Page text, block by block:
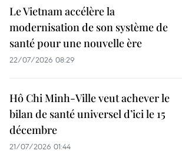
Le Vietnam accélère la
modernisation de son système de
santé pour une nouvelle ère
22/07/2026 08:29
Hô Chi Minh-Ville veut achever le
bilan de santé universel d’ici le 15
décembre
21/07/2026 01:44